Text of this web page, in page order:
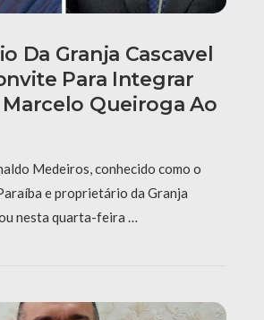
Da Granja Cascavel
Para Integrar
Marcelo Queiroga Ao
Medeiros, conhecido como o
e proprietário da Granja
nesta quarta-feira …